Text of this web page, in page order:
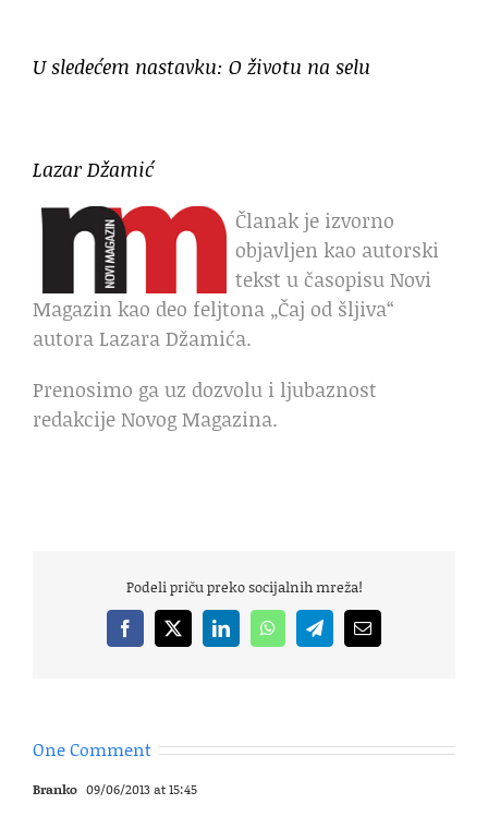
U sledećem nastavku: O životu na selu
Lazar Džamić
Članak je izvorno
objavljen kao autorski
tekst u časopisu Novi
Magazin kao deo feljtona „Čaj od šljiva“
autora Lazara Džamića.
Prenosimo ga uz dozvolu i ljubaznost
redakcije Novog Magazina.
Podeli priču preko socijalnih mreža!
Facebook
X LinkedInWhatsAppTelegramEmail
One Comment
Branko 09/06/2013 at 15:45